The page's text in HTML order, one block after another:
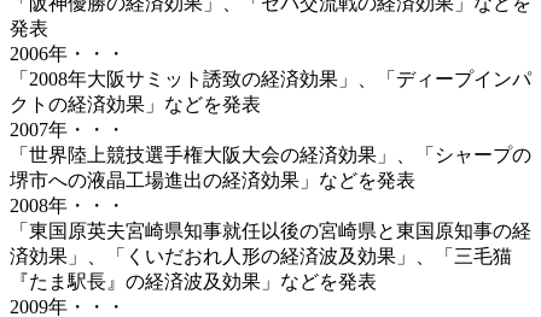
発表
2006年・・・
「2008年大阪サミット誘致の経済効果」、「ディープインパ
クトの経済効果」などを発表
2007年・・・
「世界陸上競技選手権大阪大会の経済効果」、「シャープの
堺市への液晶工場進出の経済効果」などを発表
2008年・・・
「東国原英夫宮崎県知事就任以後の宮崎県と東国原知事の経
済効果」、「くいだおれ人形の経済波及効果」、「三毛猫
『たま駅長』の経済波及効果」などを発表
2009年・・・